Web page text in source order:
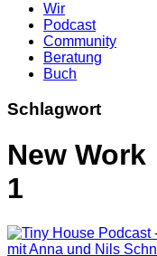
Wir
Podcast
Community
Beratung
Buch
Schlagwort
New Work
1